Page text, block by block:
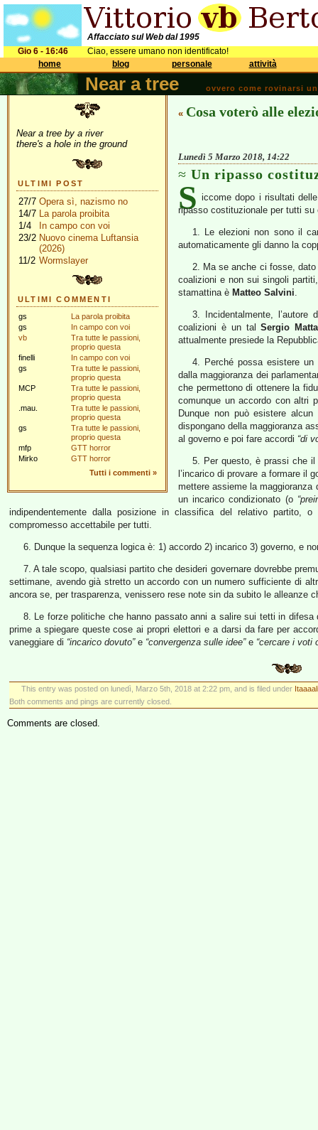
Affacciato sul Web dal 1995
Gio 6 - 16:46
Ciao, essere umano non identificato!
home
blog personale attività
Near a tree ovvero come rovinarsi
Near a tree by a river
there's a hole in the ground
ULTIMI POST
27/7 Opera sì, nazismo no
14/7 La parola proibita
1/4
In campo con voi
23/2 Nuovo cinema Luftansia
(2026)
11/2 Wormslayer
ULTIMI COMMENTI
gs
La parola proibita
gs
In campo con voi
vb
Tra tutte le passioni,
proprio questa
finelli
In campo con voi
gs
Tra tutte le passioni,
proprio questa
MCP
Tra tutte le passioni,
proprio questa
.mau.
Tra tutte le passioni,
proprio questa
gs
Tra tutte le passioni,
proprio questa
mfp
GTT horror
Mirko
GTT horror
Tutti i commenti »
« Cosa voterò alle
Lunedì 5 Marzo 2018, 14:22
Un ripasso
S iccome dopo i risultati
ripasso costituzionale per tutti
1. Le elezioni non sono il
automaticamente gli danno la
2. Ma se anche ci fosse,
coalizioni e non sui singoli
stamattina è Matteo Salvini.
3. Incidentalmente,
coalizioni è un talSergio
attualmente presiede la
4. Perché possa esistere
dalla maggioranza dei
che permettono di ottenere la
comunque un accordo con altri
Dunque non può esistere
dispongano della maggioranza
al governo e poi fare accordi “di
5. Per questo, è prassi che
l’incarico di provare a formare il
mettere assieme la maggioranza
un incarico condizionato (o
indipendentemente dalla posizione in classifica del relativo partito,
compromesso accettabile per tutti.
6. Dunque la sequenza logica è: 1) accordo 2) incarico 3) governo, e
7. A tale scopo, qualsiasi partito che desideri governare dovrebbe
settimane, avendo già stretto un accordo con un numero sufficiente di
ancora se, per trasparenza, venissero rese note sin da subito le alleanze
8. Le forze politiche che hanno passato anni a salire sui tetti in
prime a spiegare queste cose ai propri elettori e a darsi da fare per
vaneggiare di “incarico dovuto”e “convergenza sulle idee”e “cercare i voti
This entry was posted on lunedì, Marzo 5th, 2018 at 2:22 pm, and is filed under
Both comments and pings are currently closed.
Comments are closed.